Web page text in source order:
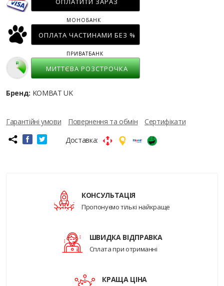
ОПЛАТА ЧАСТИНАМИ БЕЗ %
МОНОБАНК
МИТТЄВА РОЗСТРОЧКА
ПРИВАТБАНК
Бренд: KOMBAT UK
Гарантійні умови Повернення та обмін
Сертифікати
Доставка:
КОНСУЛЬТАЦІЯ
Пропонуємо тількі найкраще
ШВИДКА ВІДПРАВКА
Сплата при отриманні
КРАЩА ЦІНА